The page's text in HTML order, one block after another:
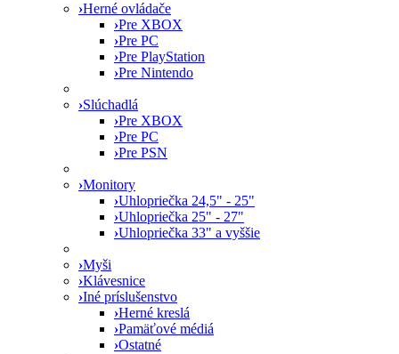
›Herné ovládače
›Pre XBOX
›Pre PC
›Pre PlayStation
›Pre Nintendo
›Slúchadlá
›Pre XBOX
›Pre PC
›Pre PSN
›Monitory
›Uhlopriečka 24,5" - 25"
›Uhlopriečka 25" - 27"
›Uhlopriečka 33" a vyššie
›Myši
›Klávesnice
›Iné príslušenstvo
›Herné kreslá
›Pamäťové médiá
›Ostatné